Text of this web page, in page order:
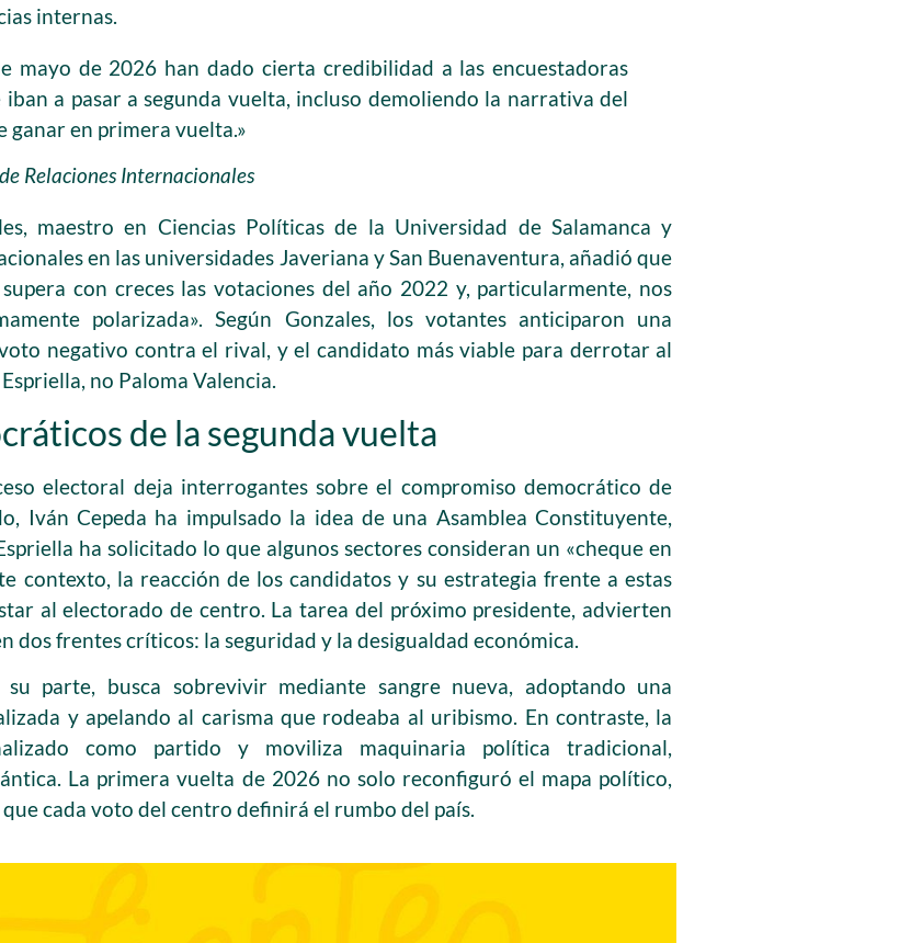
internas.
mayo de 2026 han dado cierta credibilidad a las encuestadoras
a pasar a segunda vuelta, incluso demoliendo la narrativa del
ganar en primera vuelta.»
Relaciones Internacionales
maestro en Ciencias Políticas de la Universidad de Salamanca y
en las universidades Javeriana y San Buenaventura, añadió que
con creces las votaciones del año 2022 y, particularmente, nos
polarizada». Según Gonzales, los votantes anticiparon una
negativo contra el rival, y el candidato más viable para derrotar al
no Paloma Valencia.
de la segunda vuelta
electoral deja interrogantes sobre el compromiso democrático de
Iván Cepeda ha impulsado la idea de una Asamblea Constituyente,
ha solicitado lo que algunos sectores consideran un «cheque en
contexto, la reacción de los candidatos y su estrategia frente a estas
al electorado de centro. La tarea del próximo presidente, advierten
dos frentes críticos: la seguridad y la desigualdad económica.
parte, busca sobrevivir mediante sangre nueva, adoptando una
y apelando al carisma que rodeaba al uribismo. En contraste, la
como partido y moviliza maquinaria política tradicional,
La primera vuelta de 2026 no solo reconfiguró el mapa político,
cada voto del centro definirá el rumbo del país.